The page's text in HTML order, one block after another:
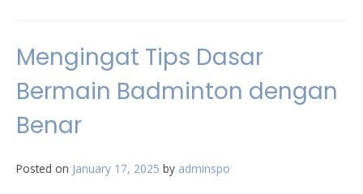
Mengingat Tips Dasar
Bermain Badminton dengan
Benar
Posted on January 17, 2025 by adminspo